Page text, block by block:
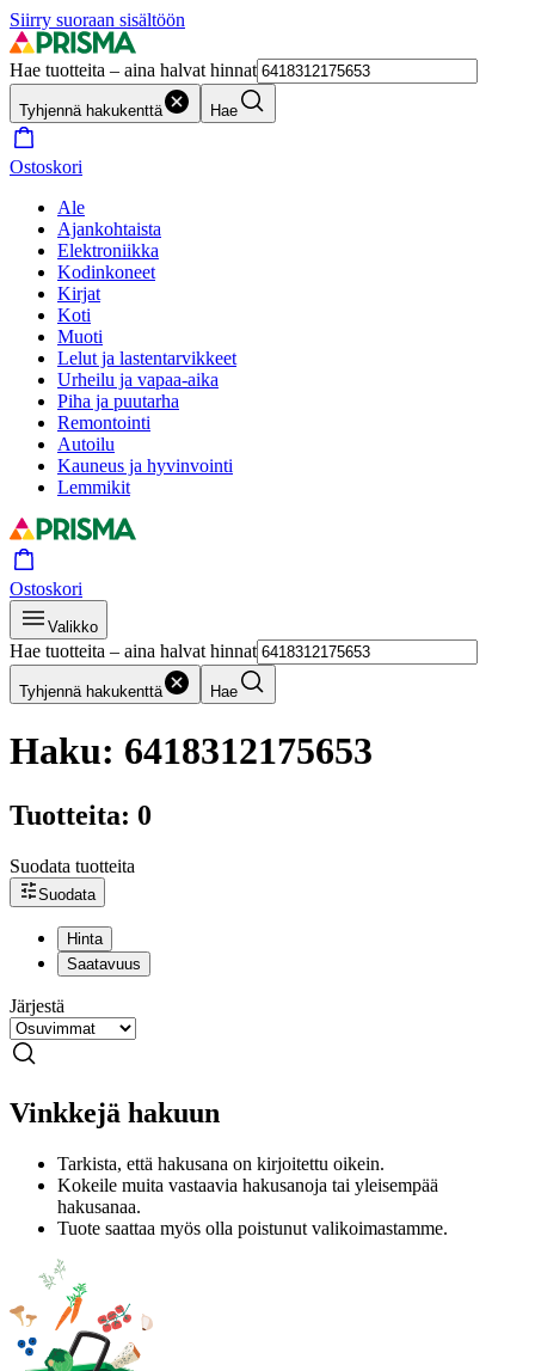
Siirry suoraan sisältöön
Hae tuotteita – aina halvat hinnat
Tyhjennä hakukenttä Hae
Ostoskori
Ale
Ajankohtaista
Elektroniikka
Kodinkoneet
Kirjat
Koti
Muoti
Lelut ja lastentarvikkeet
Urheilu ja vapaa-aika
Piha ja puutarha
Remontointi
Autoilu
Kauneus ja hyvinvointi
Lemmikit
Ostoskori
Valikko
Hae tuotteita – aina halvat hinnat
Tyhjennä hakukenttä Hae
Haku: 6418312175653
Tuotteita: 0
Suodata tuotteita
Suodata
Hinta
Saatavuus
Järjestä
Vinkkejä hakuun
Tarkista, että hakusana on kirjoitettu oikein.
Kokeile muita vastaavia hakusanoja tai yleisempää
hakusanaa.
Tuote saattaa myös olla poistunut valikoimastamme.